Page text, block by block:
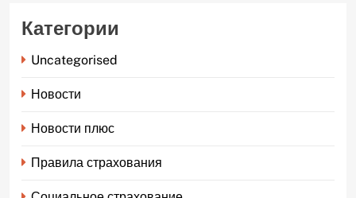
Категории
Uncategorised
Новости
Новости плюс
Правила страхования